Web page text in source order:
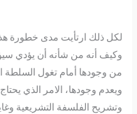
لكل ذلك ارتأيت مدى خطورة
وكيف أنه من شأنه أن يؤدي
من وجودها أمام تغول السلطة
ويعدم وجودها، الامر الذي
وتشريح الفلسفة التشريعية